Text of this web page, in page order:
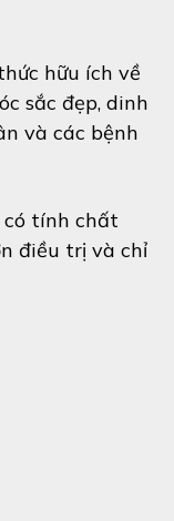
hữu ích về
sắc đẹp, dinh
và các bệnh
tính chất
điều trị và chỉ